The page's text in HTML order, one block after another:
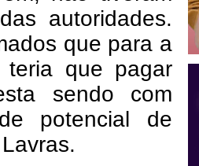
autoridades.
que para a
que pagar
sendo com
potencial de